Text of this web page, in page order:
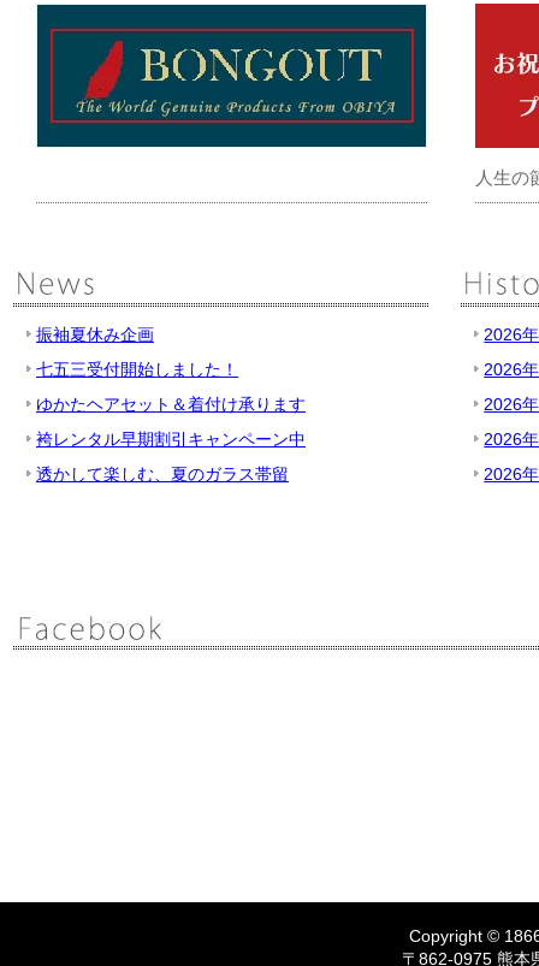
人生の
振袖夏休み企画
七五三受付開始しました！
ゆかたヘアセット＆着付け承ります
袴レンタル早期割引キャンペーン中
透かして楽しむ、夏のガラス帯留
2026
2026
2026
2026
2026
Copyright ©
〒862-0975 熊本